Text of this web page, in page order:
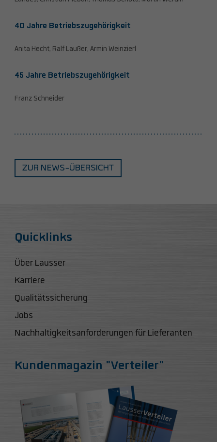
40 Jahre Betriebszugehörigkeit
Anita Hecht, Ralf Laußer, Armin Weinzierl
45 Jahre Betriebszugehörigkeit
Franz Schneider
ZUR NEWS-ÜBERSICHT
Quicklinks
Über Lausser
Karriere
Qualitätssicherung
Jobs
Nachhaltigkeitsanforderungen für Lieferanten
Kundenmagazin "Verteiler"